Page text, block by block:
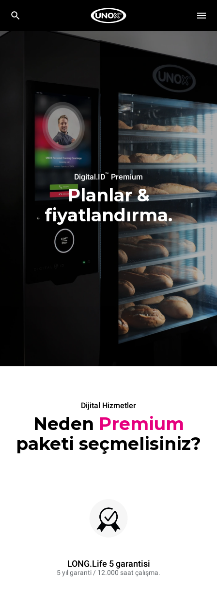
Digital.ID™ Premium
Planlar &
fiyatlandırma.
Dijital Hizmetler
Neden Premium
paketi seçmelisiniz?
LONG.Life 5 garantisi
5 yıl garanti / 12.000 saat çalışma.